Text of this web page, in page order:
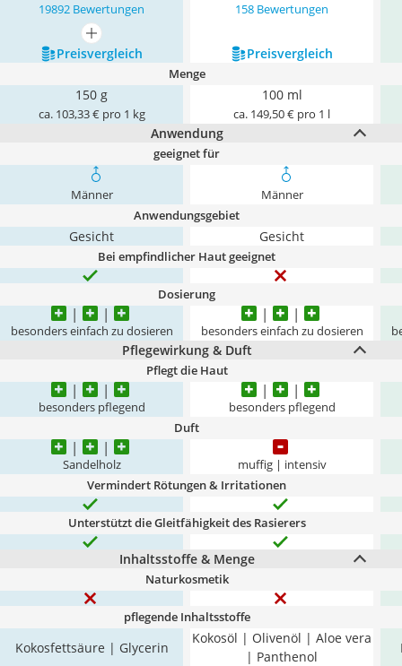
19892 Bewertungen 158 Bewertungen
mehr anzeigen
Preis­vergleich
Preis­vergleich
Menge
150 g
ca. 103,33 € pro 1 kg
100 ml
ca. 149,50 € pro 1 l
Anwendung
geeignet für
Männer Männer
Anwendungsgebiet
Gesicht Gesicht
Bei empfindlicher Haut geeignet
Dosierung
besonders einfach zu dosieren besonders einfach zu dosieren
Pflegewirkung & Duft
Pflegt die Haut
besonders pflegend besonders pflegend
Duft
Sandelholz muffig | intensiv
Vermindert Rötungen & Irritationen
Unterstützt die Gleitfähigkeit des Rasierers
Inhaltsstoffe & Menge
Naturkosmetik
pflegende Inhaltsstoffe
Kokosfettsäure | Glycerin
Kokosöl | Olivenöl | Aloe vera
| Panthenol